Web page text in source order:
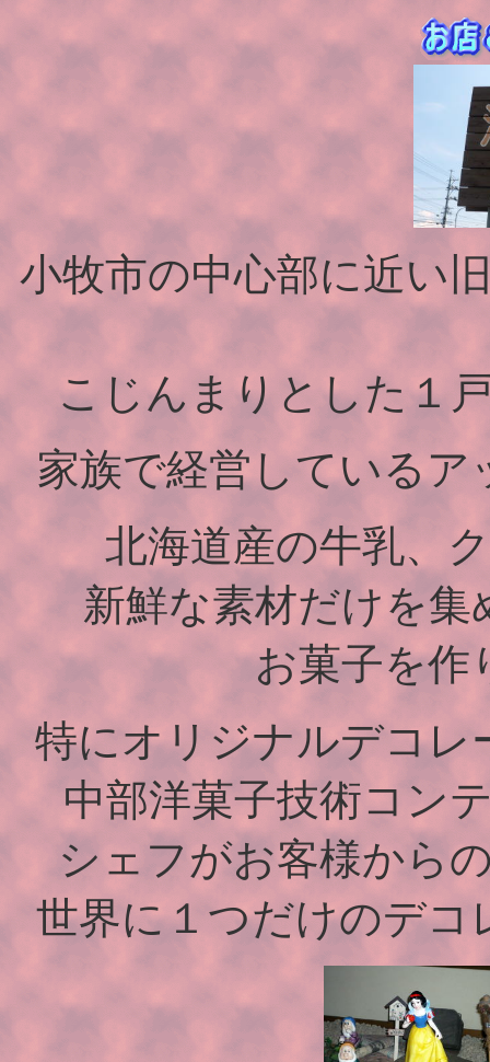
小牧市の中心部に近い
こじんまりとした１
家族で経営している
北海道産の牛乳、
新鮮な素材だけを
お菓子を作
特にオリジナルデコレ
中部洋菓子技術コン
シェフがお客様から
世界に１つだけのデコ